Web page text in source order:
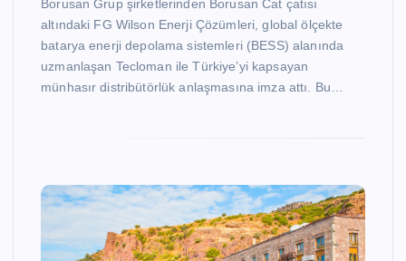
Borusan Grup şirketlerinden Borusan Cat çatısı
altındaki FG Wilson Enerji Çözümleri, global ölçekte
batarya enerji depolama sistemleri (BESS) alanında
uzmanlaşan Tecloman ile Türkiye’yi kapsayan
münhasır distribütörlük anlaşmasına imza attı. Bu…